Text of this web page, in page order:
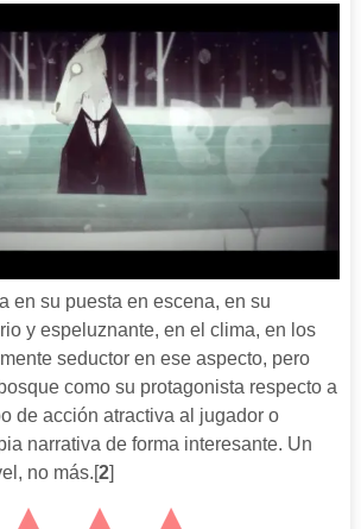
en su puesta en escena, en su
y espeluznante, en el clima, en los
seductor en ese aspecto, pero
como su protagonista respecto a
de acción atractiva al jugador o
narrativa de forma interesante. Un
no más.[2]